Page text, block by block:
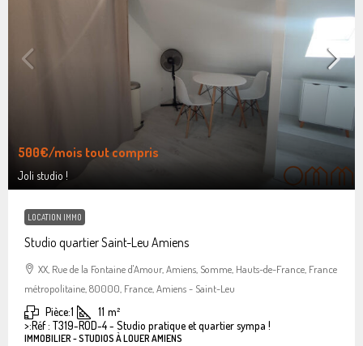
500€/mois tout compris
Joli studio !
LOCATION IMMO
Studio quartier Saint-Leu Amiens
XX, Rue de la Fontaine d'Amour, Amiens, Somme, Hauts-de-France, France
métropolitaine, 80000, France, Amiens - Saint-Leu
Pièce:1 11 m²
>:Réf : T319-ROD-4 - Studio pratique et quartier sympa !
IMMOBILIER - STUDIOS À LOUER AMIENS